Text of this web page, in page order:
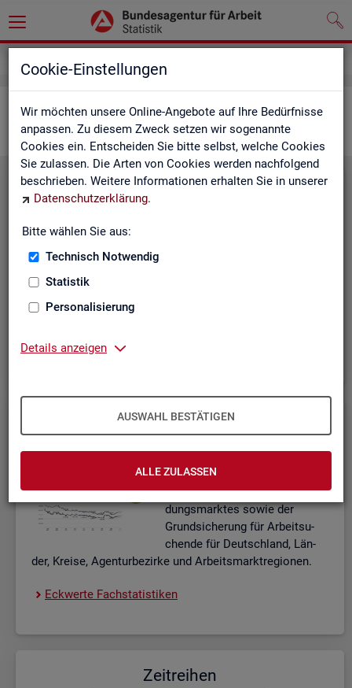
Cookie-Einstellungen
Wir möchten unsere Online-Angebote auf Ihre Bedürfnisse
anpassen. Zu diesem Zweck setzen wir sogenannte
Cookies ein. Entscheiden Sie bitte selbst, welche Cookies
Sie zulassen. Die Arten von Cookies werden nachfolgend
beschrieben. Weitere Informationen erhalten Sie in unserer
Datenschutzerklärung.
Bitte wählen Sie aus:
Technisch Notwendig
Statistik
Personalisierung
Details anzeigen
AUSWAHL BESTÄTIGEN
ALLE ZULASSEN
Ar­beits­markt im Über­blick
Eck­wer­te Ar­beits­markt
Eck­wer­te Ar­beits­markt
Eck­wer­te Fach­sta­tis­ti­ken
bel­len zu den ak­tu­el­len Eck­
wer­ten des Ar­beits- und Aus­bil­
dungs­mark­tes sowie der
Grund­si­che­rung für Ar­beit­su­
chen­de für Deutsch­land, Län­
der, Krei­se, Agen­tur­be­zir­ke und Ar­beits­markt­re­gio­nen.
Eck­wer­te Fach­sta­tis­ti­ken
Zeit­rei­hen